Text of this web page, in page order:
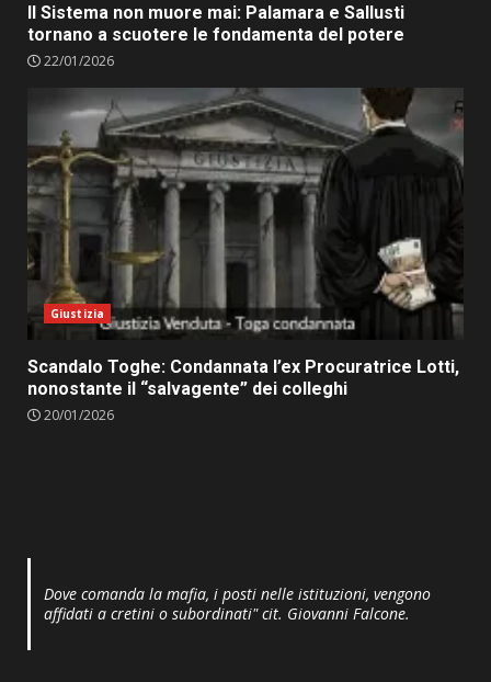
Il Sistema non muore mai: Palamara e Sallusti
tornano a scuotere le fondamenta del potere
22/01/2026
Giustizia
Scandalo Toghe: Condannata l’ex Procuratrice Lotti,
nonostante il “salvagente” dei colleghi
20/01/2026
Dove comanda la mafia, i posti nelle istituzioni, vengono
affidati a cretini o subordinati" cit. Giovanni Falcone.